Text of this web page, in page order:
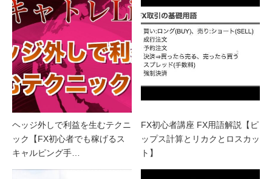
ヘッジ外しで利益を生むテクニ
ック【FX初心者でも稼げるス
キャルピング手…
FX初心者講座 FX用語解説【ピ
ップス計算とリカクとロスカッ
ト】